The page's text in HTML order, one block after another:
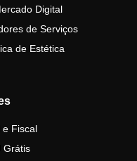
Digital
de Serviços
de Estética
e Fiscal
Grátis